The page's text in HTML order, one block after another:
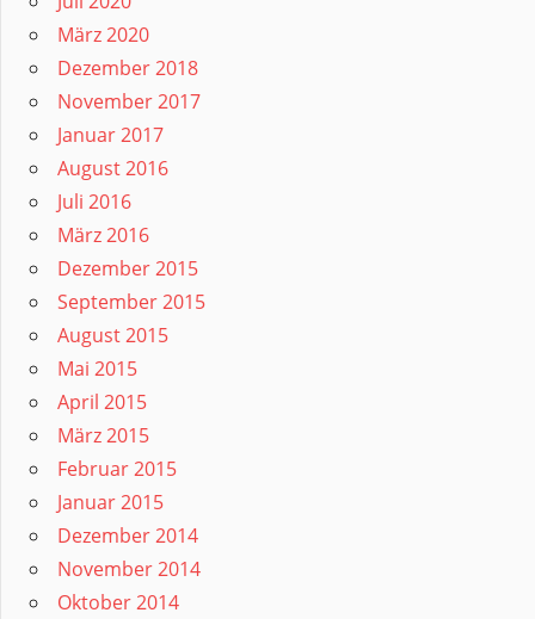
März 2020
Dezember 2018
November 2017
Januar 2017
August 2016
Juli 2016
März 2016
Dezember 2015
September 2015
August 2015
Mai 2015
April 2015
März 2015
Februar 2015
Januar 2015
Dezember 2014
November 2014
Oktober 2014